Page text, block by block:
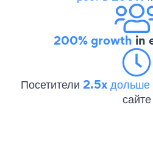
200% growth in
Посетители 2.5x дольше
сайте